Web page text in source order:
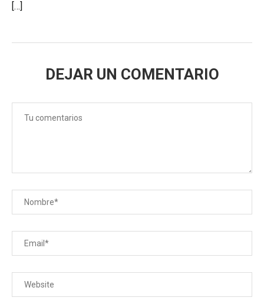
[…]
DEJAR UN COMENTARIO